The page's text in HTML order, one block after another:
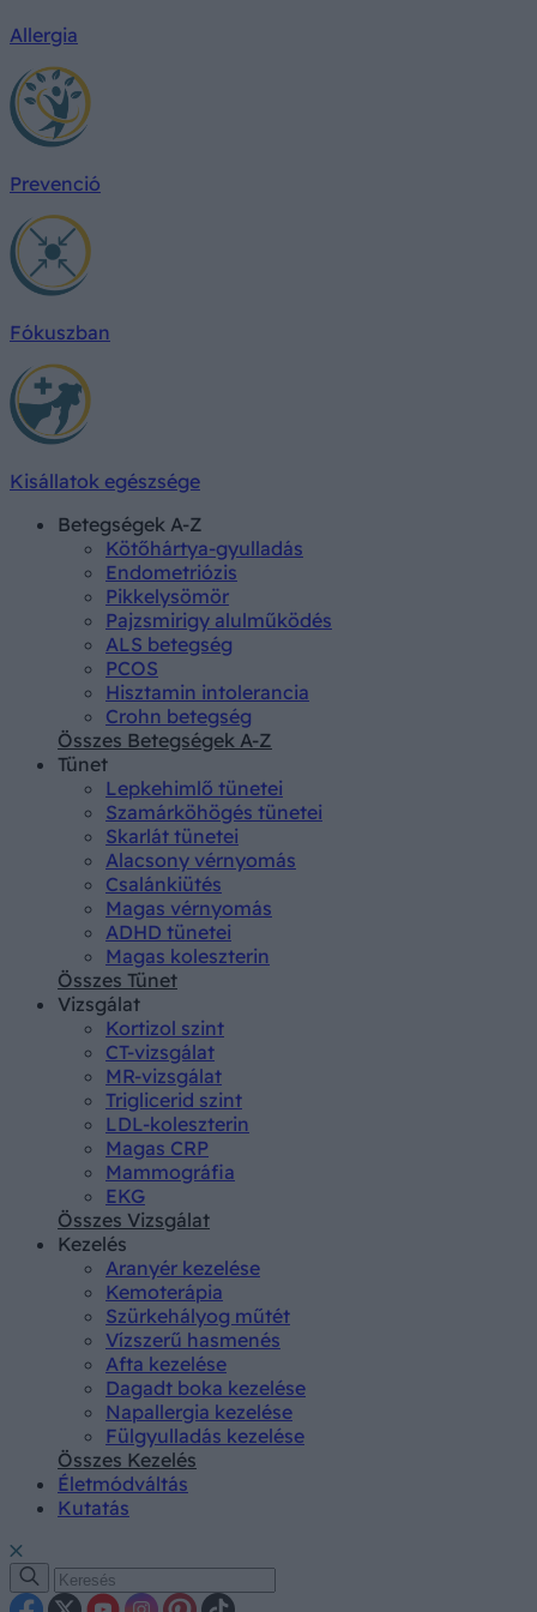
Allergia
Prevenció
Fókuszban
Kisállatok egészsége
Betegségek A-Z
Kötőhártya-gyulladás
Endometriózis
Pikkelysömör
Pajzsmirigy alulműködés
ALS betegség
PCOS
Hisztamin intolerancia
Crohn betegség
Összes Betegségek A-Z
Tünet
Lepkehimlő tünetei
Szamárköhögés tünetei
Skarlát tünetei
Alacsony vérnyomás
Csalánkiütés
Magas vérnyomás
ADHD tünetei
Magas koleszterin
Összes Tünet
Vizsgálat
Kortizol szint
CT-vizsgálat
MR-vizsgálat
Triglicerid szint
LDL-koleszterin
Magas CRP
Mammográfia
EKG
Összes Vizsgálat
Kezelés
Aranyér kezelése
Kemoterápia
Szürkehályog műtét
Vízszerű hasmenés
Afta kezelése
Dagadt boka kezelése
Napallergia kezelése
Fülgyulladás kezelése
Összes Kezelés
Életmódváltás
Kutatás